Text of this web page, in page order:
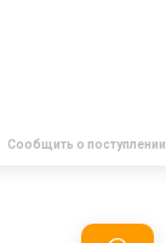
Сообщить о поступлении